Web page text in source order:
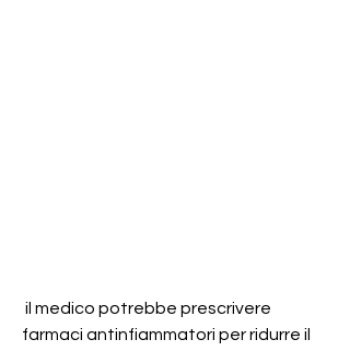
farmaci antinfiammatori per ridurre il